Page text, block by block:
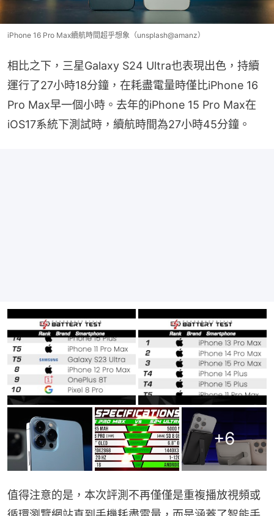
iPhone 16 Pro Max續航時間超乎想象（unsplash@amanz）
相比之下，三星Galaxy S24 Ultra也表現出色，持續
運行了27小時18分鐘，在耗盡電量時僅比iPhone 16
Pro Max早一個小時。去年的iPhone 15 Pro Max在
iOS17系統下測試時，續航時間為27小時45分鐘。
+6
值得注意的是，本次評測不再僅僅是重複播放視頻或